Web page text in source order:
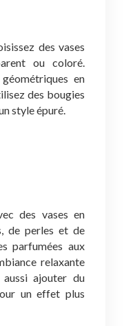
des vases
ou coloré.
en
des bougies
style épuré.
des vases en
de perles et de
parfumées aux
relaxante
aussi ajouter du
un effet plus